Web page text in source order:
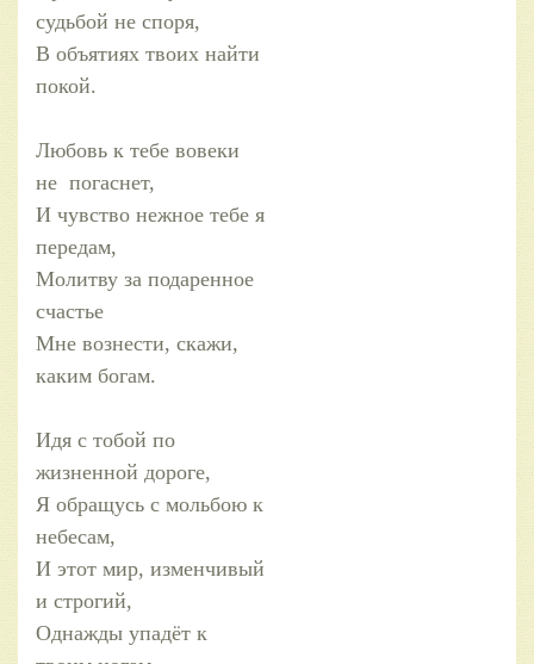
судьбой не споря,
В объятиях твоих найти
покой.
Любовь к тебе вовеки
не погаснет,
И чувство нежное тебе я
передам,
Молитву за подаренное
счастье
Мне вознести, скажи,
каким богам.
Идя с тобой по
жизненной дороге,
Я обращусь с мольбою к
небесам,
И этот мир, изменчивый
и строгий,
Однажды упадёт к